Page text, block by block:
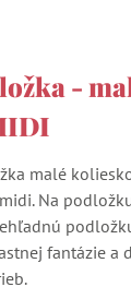
-
malé
Na
fantázie a